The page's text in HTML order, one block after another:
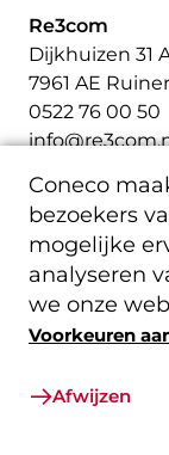
Coneco
bezoekers
mogelijke
analyseren
we onze
Voorkeuren
Afwijzen
Re3com
Dijkhuizen 31
7961 AE
0522 76 00 50
Coneco en
Swegon